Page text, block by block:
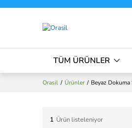
TÜM ÜRÜNLER
Orasil / Ürünler / Beyaz
1 Ürün listeleniyor